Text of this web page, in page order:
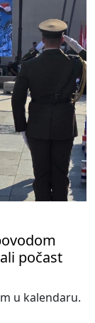
počast
u kalendaru.